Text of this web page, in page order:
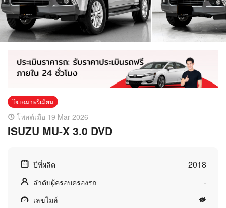
โฆษณาพรีเมียม
โพสต์เมื่อ 19 Mar 2026
ISUZU MU-X 3.0 DVD
ปีที่ผลิต 2018
ลำดับผู้ครอบครองรถ -
เลขไมล์